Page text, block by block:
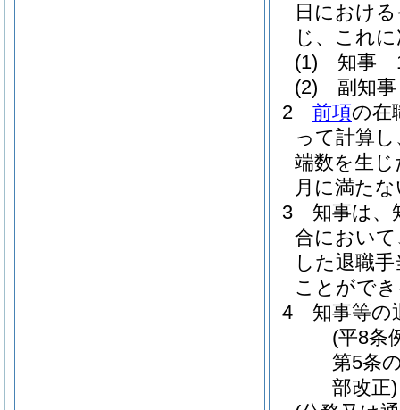
日におけ
じ、これ
(1)
知事
(2)
副知
2
前項の在
って計算
端数を生
月に満た
3
知事は、
合におい
した退職
ことがで
4
知事等の
(平8条
第5条
部改正)